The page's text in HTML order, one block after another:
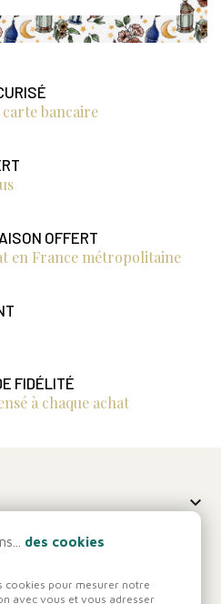
bancaire
OFFERT
en France métropolitaine
FIDÉLITÉ
à chaque achat

des cookies
cookies pour mesurer notre
avec vous et vous adresser